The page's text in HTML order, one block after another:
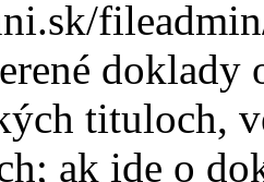
doklady
tituloch,
ak ide o